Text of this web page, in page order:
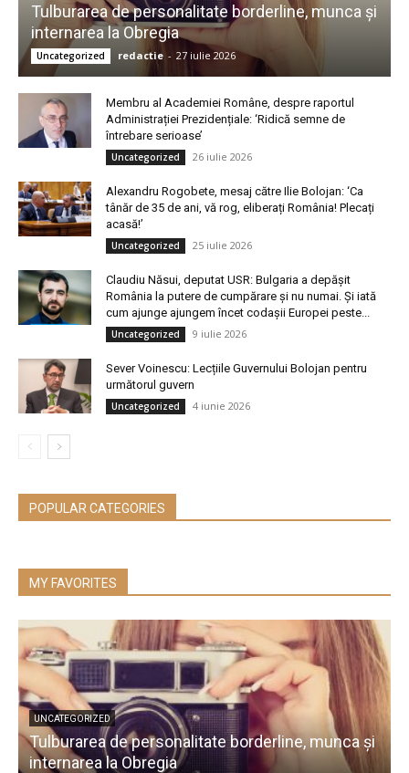
Tulburarea de personalitate borderline, munca și
internarea la Obregia
Uncategorized redactie - 27 iulie 2026
Membru al Academiei Române, despre raportul
Administrației Prezidențiale: ‘Ridică semne de
întrebare serioase’
Uncategorized 26 iulie 2026
Alexandru Rogobete, mesaj către Ilie Bolojan: ‘Ca
tânăr de 35 de ani, vă rog, eliberați România! Plecați
acasă!’
Uncategorized 25 iulie 2026
Claudiu Năsui, deputat USR: Bulgaria a depășit
România la putere de cumpărare și nu numai. Și iată
cum ajunge ajungem încet codașii Europei peste...
Uncategorized 9 iulie 2026
Sever Voinescu: Lecțiile Guvernului Bolojan pentru
următorul guvern
Uncategorized 4 iunie 2026
POPULAR CATEGORIES
MY FAVORITES
UNCATEGORIZED
Tulburarea de personalitate borderline, munca și
internarea la Obregia